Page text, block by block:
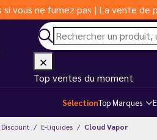
si vous ne fumez pas | La vente
Top ventes du moment
SélectionTop Marques
Discount E-liquides Cloud Vapor